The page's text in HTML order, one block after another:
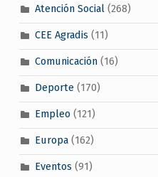
Atención Social(268)
CEE Agradis (11)
Comunicación(16)
Deporte(170)
Empleo (121)
Europa(162)
Eventos (91)